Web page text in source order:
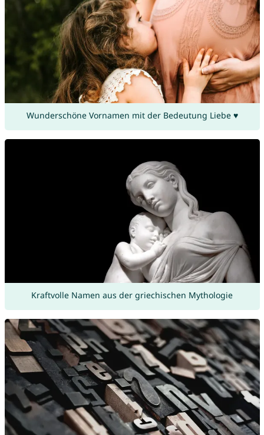
Wunderschöne Vornamen mit der Bedeutung Liebe ♥
Kraftvolle Namen aus der griechischen Mythologie